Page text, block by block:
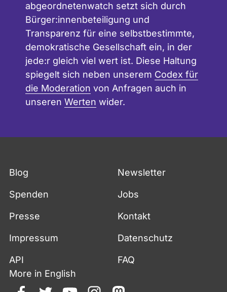
abgeordnetenwatch setzt sich durch
Bürger:innenbeteiligung und
Transparenz für eine selbstbestimmte,
demokratische Gesellschaft ein, in der
jede:r gleich viel wert ist. Diese Haltung
spiegelt sich neben unserem Codex für
die Moderation von Anfragen auch in
unseren Werten wider.
Fußzeile
Blog Newsletter
Spenden Jobs
Presse Kontakt
Impressum Datenschutz
API
FAQ
More in English